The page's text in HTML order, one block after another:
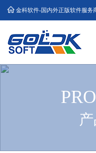
金科软件-国内外正版软件服务